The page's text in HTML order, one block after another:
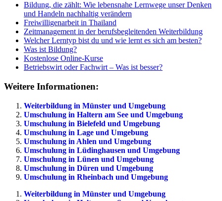
Bildung, die zählt: Wie lebensnahe Lernwege unser Denken
und Handeln nachhaltig verändern
Freiwilligenarbeit in Thailand
Zeitmanagement in der berufsbegleitenden Weiterbildung
Welcher Lerntyp bist du und wie lernt es sich am besten?
Was ist Bildung?
Kostenlose Online-Kurse
Betriebswirt oder Fachwirt – Was ist besser?
Weitere Informationen:
Weiterbildung in Münster und Umgebung
Umschulung in Haltern am See und Umgebung
Umschulung in Bielefeld und Umgebung
Umschulung in Lage und Umgebung
Umschulung in Ahlen und Umgebung
Umschulung in Lüdinghausen und Umgebung
Umschulung in Lünen und Umgebung
Umschulung in Düren und Umgebung
Umschulung in Rheinbach und Umgebung
Weiterbildung in Münster und Umgebung